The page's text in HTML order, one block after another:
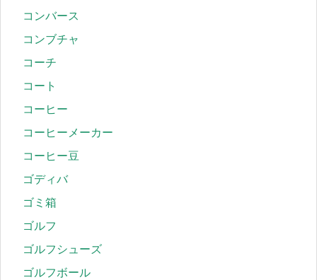
コンバース
コンブチャ
コーチ
コート
コーヒー
コーヒーメーカー
コーヒー豆
ゴディバ
ゴミ箱
ゴルフ
ゴルフシューズ
ゴルフボール